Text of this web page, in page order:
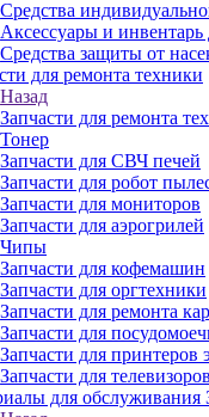
Средства
Аксессуары и инвентарь
Средства защиты от
для ремонта техники
Назад
Запчасти для ремонта
Тонер
Запчасти для СВЧ печей
Запчасти для робот
Запчасти для мониторов
Запчасти для аэрогрилей
Чипы
Запчасти для кофемашин
Запчасти для оргтехники
Запчасти для ремонта
Запчасти для
Запчасти для принтеров
Запчасти для телевизоров
для